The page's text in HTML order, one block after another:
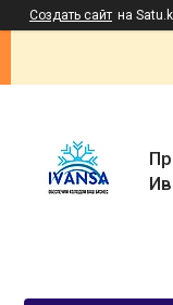
Создать сайт на